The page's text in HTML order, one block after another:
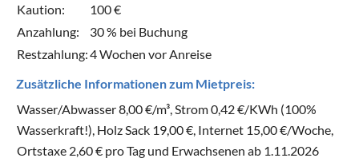
Kaution:
100 €
Anzahlung:
30 % bei Buchung
Restzahlung:4 Wochen vor Anreise
Zusätzliche Informationen zum Mietpreis:
Wasser/Abwasser 8,00 €/m³, Strom 0,42 €/KWh (100%
Wasserkraft!), Holz Sack 19,00 €, Internet 15,00 €/Woche,
Ortstaxe 2,60 € pro Tag und Erwachsenen ab 1.11.2026